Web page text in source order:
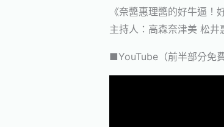
《奈醬惠理醬的好牛逼！
主持人：高森奈津美 松井
■YouTube（前半部分免費